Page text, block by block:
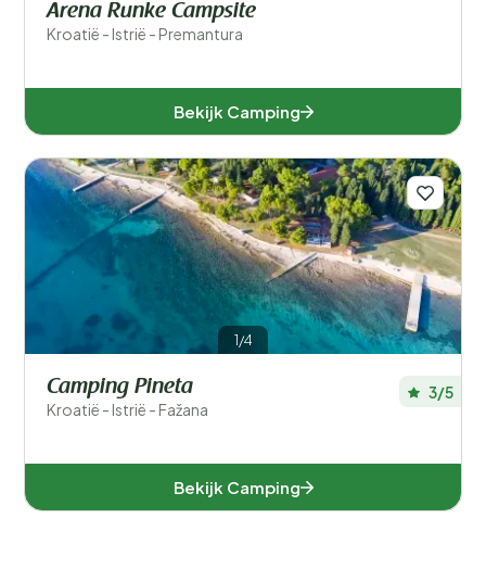
Arena Runke Campsite
Kroatië - Istrië - Premantura
Bekijk Camping
1/4
Camping Pineta
Kroatië - Istrië - Fažana
3/5
Bekijk Camping